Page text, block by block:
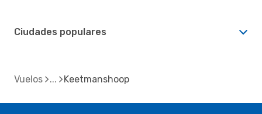
Ciudades populares
Vuelos Keetmanshoop